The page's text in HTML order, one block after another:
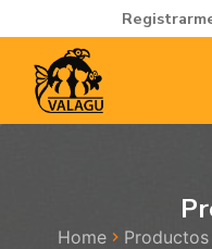
Home Productos